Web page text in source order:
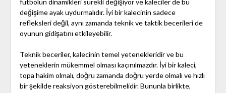
futbolun dinamikleri sürekli değişiyor ve kaleciler de bu
değişime ayak uydurmalıdır. İyi bir kalecinin sadece
refleksleri değil, aynı zamanda teknik ve taktik becerileri de
oyunun gidişatını etkileyebilir.
Teknik beceriler, kalecinin temel yetenekleridir ve bu
yeteneklerin mükemmel olması kaçınılmazdır. İyi bir kaleci,
topa hakim olmalı, doğru zamanda doğru yerde olmalı ve hızlı
bir şekilde reaksiyon gösterebilmelidir. Bununla birlikte,